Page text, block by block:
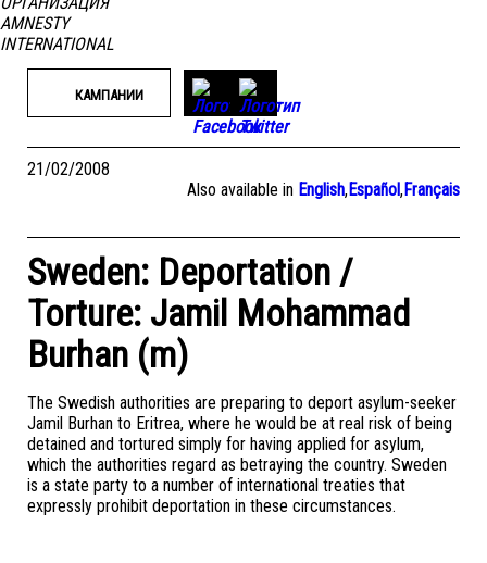
КАМПАНИИ
21/02/2008
Also available in English,Español,Français
Sweden: Deportation /
Torture: Jamil Mohammad
Burhan (m)
The Swedish authorities are preparing to deport asylum-seeker
Jamil Burhan to Eritrea, where he would be at real risk of being
detained and tortured simply for having applied for asylum,
which the authorities regard as betraying the country. Sweden
is a state party to a number of international treaties that
expressly prohibit deportation in these circumstances.